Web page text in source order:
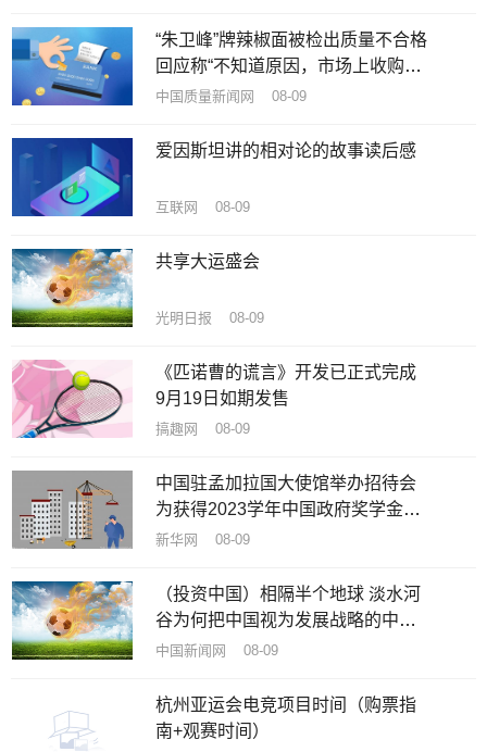
“朱卫峰”牌辣椒面被检出质量不合格
回应称“不知道原因，市场上收购的
辣椒”
中国质量新闻网 08-09
爱因斯坦讲的相对论的故事读后感
互联网 08-09
共享大运盛会
光明日报 08-09
《匹诺曹的谎言》开发已正式完成
9月19日如期发售
搞趣网 08-09
中国驻孟加拉国大使馆举办招待会
为获得2023学年中国政府奖学金新
生送行
新华网 08-09
（投资中国）相隔半个地球 淡水河
谷为何把中国视为发展战略的中
心？
中国新闻网 08-09
杭州亚运会电竞项目时间（购票指
南+观赛时间）